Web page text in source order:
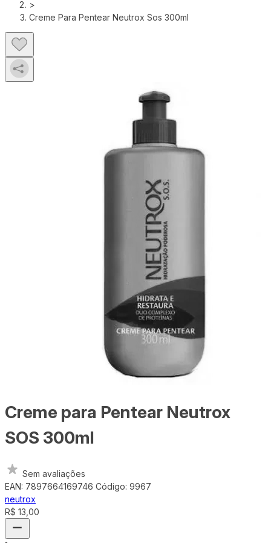
>
Creme Para Pentear Neutrox Sos 300ml
Creme para Pentear Neutrox
SOS 300ml
Sem avaliações
EAN: 7897664169746 Código: 9967
neutrox
R$ 13,00